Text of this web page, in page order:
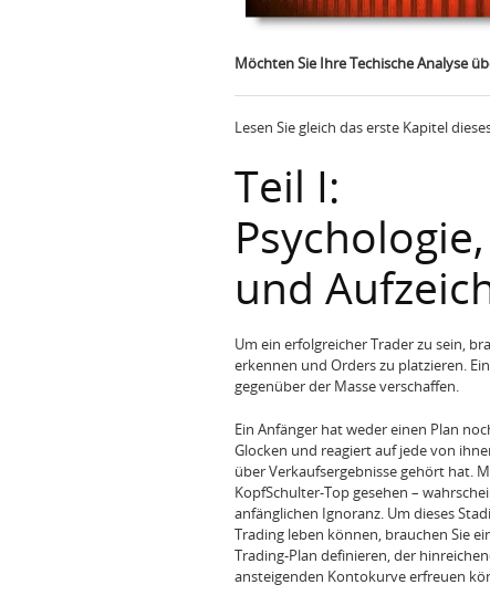
Möchten Sie Ihre Techische Analyse
Lesen Sie gleich das erste Kapitel
Teil I:
und
Um ein erfolgreicher Trader zu sein,
erkennen und Orders zu platzieren.
gegenüber der Masse verschaffen.
Ein Anfänger hat weder einen Plan
Glocken und reagiert auf jede von
über Verkaufsergebnisse gehört hat.
KopfSchulter-Top gesehen –
anfänglichen Ignoranz. Um dieses
Trading leben können, brauchen Sie
Trading-Plan definieren, der
ansteigenden Kontokurve erfreuen